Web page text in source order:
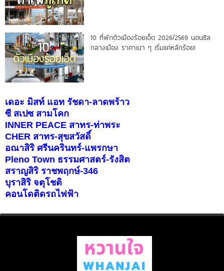
10 ที่พักตัวเมืองร้อยเอ็ด 2026/2569 นอนชิล
กลางเมือง ราคาเบา ๆ เริ่มแค่หลักร้อย!
เดอะ มิสท์ แอท รัชดา-ลาดพร้าว
ซี สเปซ สามโคก
INNER PEACE สาทร-ท่าพระ
CHER สาทร-สุขสวัสดิ์
อณาสิริ ศรีนครินทร์-แพรกษา
Pleno Town ธรรมศาสตร์-รังสิต
สราญสิริ ราชพฤกษ์-346
บุราสิริ จตุโชติ
คอนโดติดรถไฟฟ้า